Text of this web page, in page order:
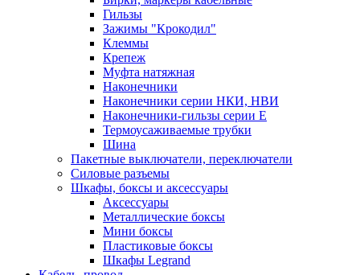
Гильзы
Зажимы "Крокодил"
Клеммы
Крепеж
Муфта натяжная
Наконечники
Наконечники серии НКИ, НВИ
Наконечники-гильзы серии Е
Термоусаживаемые трубки
Шина
Пакетные выключатели, переключатели
Силовые разъемы
Шкафы, боксы и аксессуары
Аксессуары
Металлические боксы
Мини боксы
Пластиковые боксы
Шкафы Legrand